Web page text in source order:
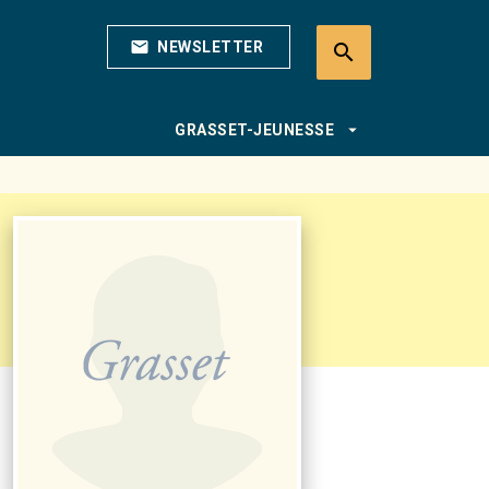
mail NEWSLETTER search
GRASSET-JEUNESSE arrow_drop_down